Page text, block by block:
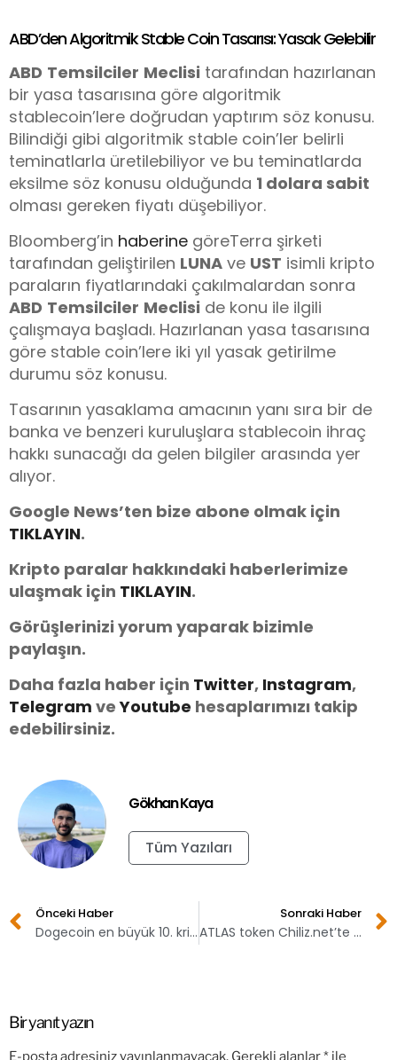
ABD’den Algoritmik Stable Coin Tasarısı: Yasak Gelebilir
ABD Temsilciler Meclisi tarafından hazırlanan
bir yasa tasarısına göre algoritmik
stablecoin’lere doğrudan yaptırım söz konusu.
Bilindiği gibi algoritmik stable coin’ler belirli
teminatlarla üretilebiliyor ve bu teminatlarda
eksilme söz konusu olduğunda 1 dolara sabit
olması gereken fiyatı düşebiliyor.
Bloomberg’in haberine göreTerra şirketi
tarafından geliştirilen LUNA ve UST isimli kripto
paraların fiyatlarındaki çakılmalardan sonra
ABD Temsilciler Meclisi de konu ile ilgili
çalışmaya başladı. Hazırlanan yasa tasarısına
göre stable coin’lere iki yıl yasak getirilme
durumu söz konusu.
Tasarının yasaklama amacının yanı sıra bir de
banka ve benzeri kuruluşlara stablecoin ihraç
hakkı sunacağı da gelen bilgiler arasında yer
alıyor.
Google News’ten bize abone olmak için
TIKLAYIN.
Kripto paralar hakkındaki haberlerimize
ulaşmak için TIKLAYIN.
Görüşlerinizi yorum yaparak bizimle
paylaşın.
Daha fazla haber için Twitter, Instagram,
Telegram veYoutube hesaplarımızı takip
edebilirsiniz.
Gökhan Kaya
Tüm Yazıları
Önceki Haber
Dogecoin en büyük 10. kripto para!
Sonraki Haber
ATLAS token Chiliz.net’te listeleniyor!
Bir yanıt yazın
E-posta adresiniz yayınlanmayacak. Gerekli alanlar* ile